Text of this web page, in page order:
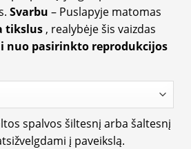
Svarbu – Puslapyje matomas
tikslus , realybėje šis vaizdas
nuo pasirinkto reprodukcijos
spalvos šiltesnį arba šaltesnį
į paveikslą.